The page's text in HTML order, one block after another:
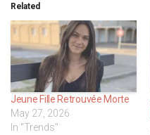
Related
Jeune Fille Retrouvée Morte
May 27, 2026
In "Trends"